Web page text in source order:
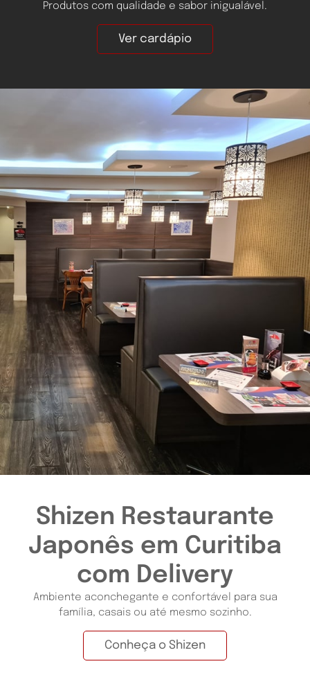
Produtos com qualidade e sabor inigualável.
Ver cardápio
Shizen Restaurante
Japonês em Curitiba
com Delivery
Ambiente aconchegante e confortável para sua
família, casais ou até mesmo sozinho.
Conheça o Shizen